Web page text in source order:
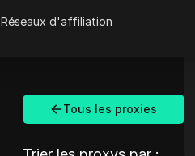
Réseaux d'affiliation
Tous les proxies